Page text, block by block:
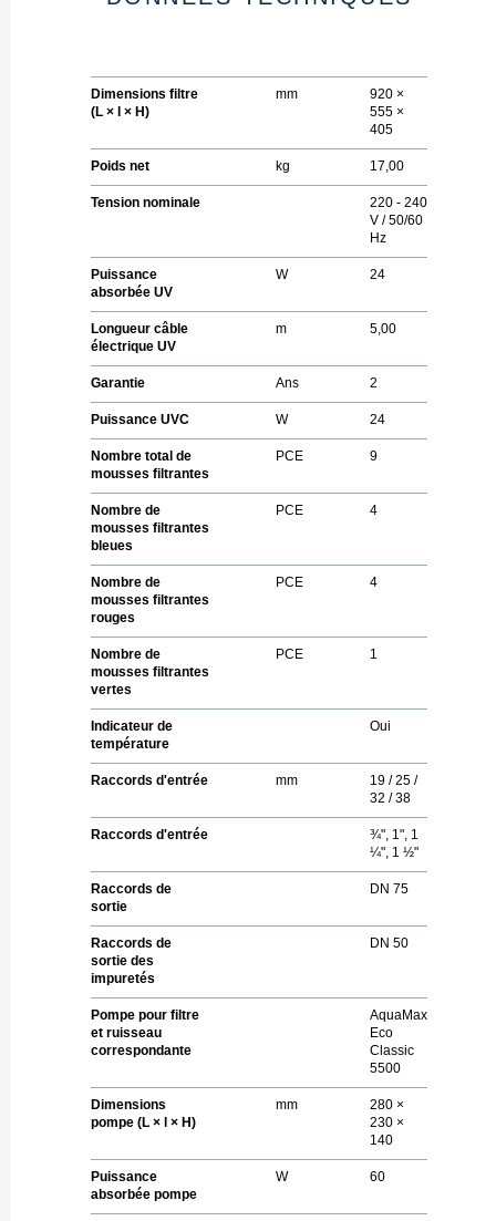
Dimensions filtre
(L × l × H)
mm
920 ×
555 ×
405
Poids net kg 17,00
Tension nominale
220 - 240
V / 50/60
Hz
Puissance
absorbée UV
W 24
Longueur câble
électrique UV
m 5,00
Garantie Ans 2
Puissance UVC W 24
Nombre total de
mousses filtrantes
PCE 9
Nombre de
mousses filtrantes
bleues
PCE 4
Nombre de
mousses filtrantes
rouges
PCE 4
Nombre de
mousses filtrantes
vertes
PCE 1
Indicateur de
température
Oui
Raccords d'entrée mm
19 / 25 /
32 / 38
Raccords d'entrée
¾", 1", 1
¼", 1 ½"
Raccords de
sortie
DN 75
Raccords de
sortie des
impuretés
DN 50
Pompe pour filtre
et ruisseau
correspondante
AquaMax
Eco
Classic
5500
Dimensions
pompe (L × l × H)
mm
280 ×
230 ×
140
Puissance
absorbée pompe
W 60